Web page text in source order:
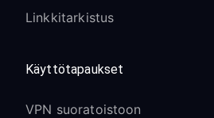
yksityisyyttä
hyökkäyksiltä
Linkkitarkistus
Käyttötapaukset
VPN suoratoistoon